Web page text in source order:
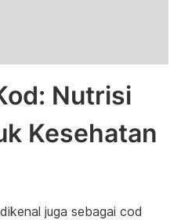
Nutrisi
Kesehatan
juga sebagai cod